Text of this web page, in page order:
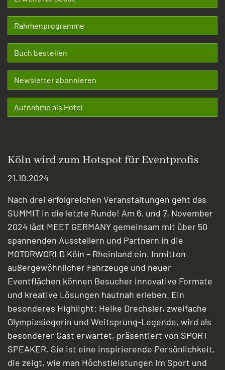
Rahmenprogramme
Buch bestellen
Newsletter abonnieren
Aufnahme als Hotel
Köln wird zum Hotspot für Eventprofis
21.10.2024
Nach drei erfolgreichen Veranstaltungen geht das
SUMMIT in die letzte Runde! Am 6. und 7. November
2024 lädt MEET GERMANY gemeinsam mit über 50
spannenden Ausstellern und Partnern in die
MOTORWORLD Köln – Rheinland ein. Inmitten
außergewöhnlicher Fahrzeuge und neuer
Eventflächen können Besucher innovative Formate
und kreative Lösungen hautnah erleben. Ein
besonderes Highlight: Heike Drechsler, zweifache
Olympiasiegerin und Weitsprung-Legende, wird als
besonderer Gast erwartet, präsentiert von SPORT
SPEAKER. Sie ist eine inspirierende Persönlichkeit,
die zeigt, wie man Höchstleistungen im Sport und